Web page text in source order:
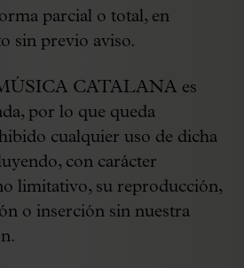
parcial o total, en
sin previo aviso.
CATALANA es
por lo que queda
cualquier uso de dicha
con carácter
limitativo, su reproducción,
o inserción sin nuestra